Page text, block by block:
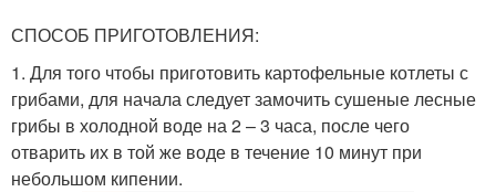
СПОСОБ ПРИГОТОВЛЕНИЯ:
1. Для того чтобы приготовить картофельные котлеты с
грибами, для начала следует замочить сушеные лесные
грибы в холодной воде на 2 – 3 часа, после чего
отварить их в той же воде в течение 10 минут при
небольшом кипении.